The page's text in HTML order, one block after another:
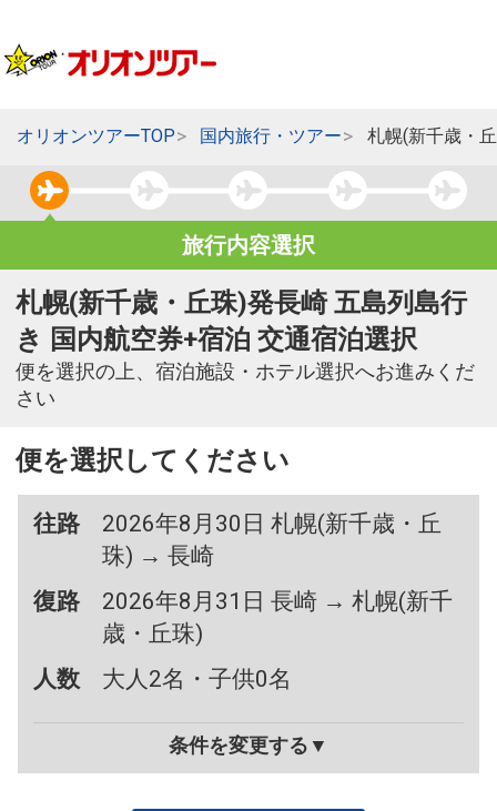
オリオンツアーTOP 国内旅行・ツアー 札幌(新千歳・
旅行内容選択
札幌(新千歳・丘珠)発長崎 五島列島行
き 国内航空券+宿泊 交通宿泊選択
便を選択の上、宿泊施設・ホテル選択へお進みくだ
さい
便を選択してください
往路
2026年8月30日 札幌(新千歳・丘
珠) → 長崎
復路
2026年8月31日 長崎 → 札幌(新千
歳・丘珠)
人数
大人2名・子供0名
条件を変更する▼